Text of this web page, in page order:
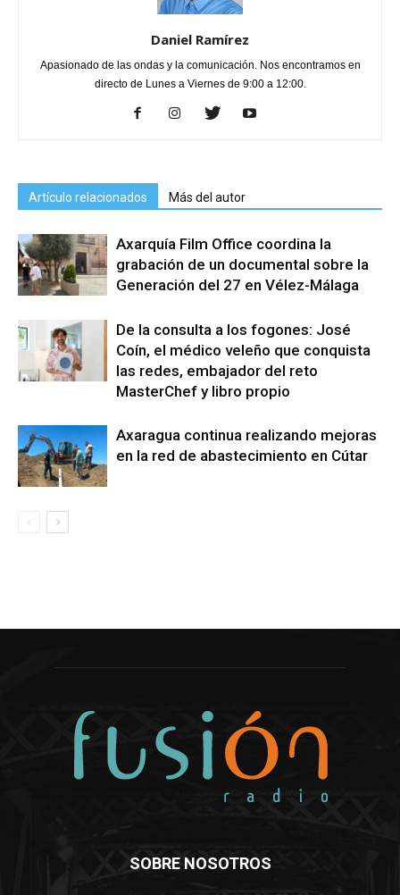
Daniel Ramírez
Apasionado de las ondas y la comunicación. Nos encontramos en
directo de Lunes a Viernes de 9:00 a 12:00.
Artículo relacionados Más del autor
Axarquía Film Office coordina la
grabación de un documental sobre la
Generación del 27 en Vélez-Málaga
De la consulta a los fogones: José
Coín, el médico veleño que conquista
las redes, embajador del reto
MasterChef y libro propio
Axaragua continua realizando mejoras
en la red de abastecimiento en Cútar
SOBRE NOSOTROS